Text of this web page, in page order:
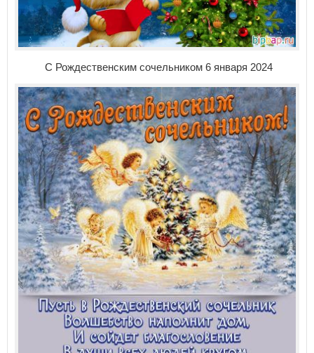
С Рождественским сочельником 6 января 2024